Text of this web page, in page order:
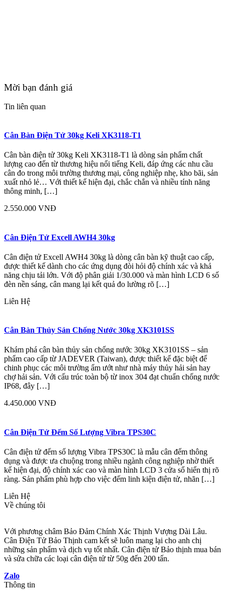
Mời bạn đánh giá
Tin liên quan
Cân Bàn Điện Tử 30kg Keli XK3118-T1
Cân bàn điện tử 30kg Keli XK3118-T1 là dòng sản phẩm chất
lượng cao đến từ thương hiệu nổi tiếng Keli, đáp ứng các nhu cầu
cân đo trong môi trường thương mại, công nghiệp nhẹ, kho bãi, sản
xuất nhỏ lẻ… Với thiết kế hiện đại, chắc chắn và nhiều tính năng
thông minh, […]
2.550.000 VNĐ
Cân Điện Tử Excell AWH4 30kg
Cân điện tử Excell AWH4 30kg là dòng cân bàn kỹ thuật cao cấp,
được thiết kế dành cho các ứng dụng đòi hỏi độ chính xác và khả
năng chịu tải lớn. Với độ phân giải 1/30.000 và màn hình LCD 6 số
đèn nền sáng, cân mang lại kết quả đo lường rõ […]
Liên Hệ
Cân Bàn Thủy Sản Chống Nước 30kg XK3101SS
Khám phá cân bàn thủy sản chống nước 30kg XK3101SS – sản
phẩm cao cấp từ JADEVER (Taiwan), được thiết kế đặc biệt để
chinh phục các môi trường ẩm ướt như nhà máy thủy hải sản hay
chợ hải sản. Với cấu trúc toàn bộ từ inox 304 đạt chuẩn chống nước
IP68, đây […]
4.450.000 VNĐ
Cân Điện Tử Đếm Số Lượng Vibra TPS30C
Cân điện tử đếm số lượng Vibra TPS30C là mẫu cân đếm thông
dụng và được ưa chuộng trong nhiều ngành công nghiệp nhờ thiết
kế hiện đại, độ chính xác cao và màn hình LCD 3 cửa sổ hiển thị rõ
ràng. Sản phẩm phù hợp cho việc đếm linh kiện điện tử, nhãn […]
Liên Hệ
Về chúng tôi
Với phương châm Bảo Đảm Chính Xác Thịnh Vượng Dài Lâu.
Cân Điện Tử Bảo Thịnh cam kết sẽ luôn mang lại cho anh chị
những sản phẩm và dịch vụ tốt nhất. Cân điện tử Bảo thịnh mua bán
và sửa chữa các loại cân điện tử từ 50g đến 200 tấn.
Zalo
Thông tin